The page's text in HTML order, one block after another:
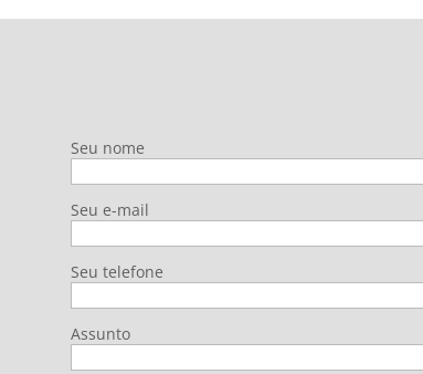
Seu nome
Seu e-mail
Seu telefone
Assunto